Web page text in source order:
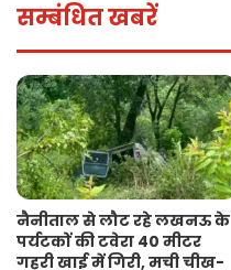
सम्बंधित खबरें
नैनीताल से लौट रहे लखनऊ के
पर्यटकों की टवेरा 40 मीटर
गहरी खाई में गिरी, मची चीख-